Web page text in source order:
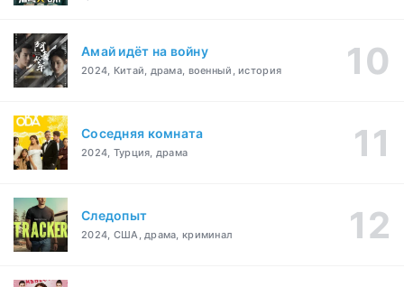
Амай идёт на войну
2024, Китай, драма, военный, история
Соседняя комната
2024, Турция, драма
Следопыт
2024, США, драма, криминал